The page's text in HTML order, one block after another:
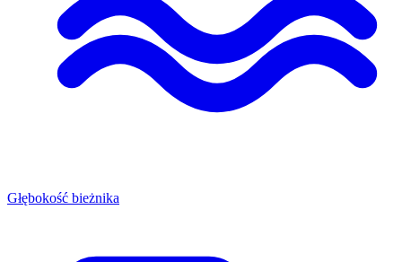
Głębokość bieżnika